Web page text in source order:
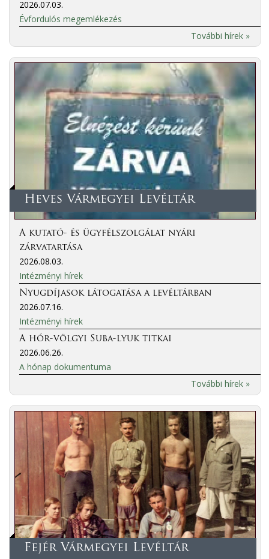
2026.07.03.
Évfordulós megemlékezés
További hírek »
Heves Vármegyei Levéltár
A kutató- és ügyfélszolgálat nyári
zárvatartása
2026.08.03.
Intézményi hírek
Nyugdíjasok látogatása a levéltárban
2026.07.16.
Intézményi hírek
A hór-völgyi Suba-lyuk titkai
2026.06.26.
A hónap dokumentuma
További hírek »
Fejér Vármegyei Levéltár